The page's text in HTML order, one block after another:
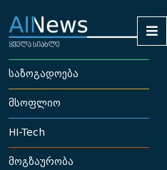
საზოგადოება
მსოფლიო
HI-Tech
მოგზაურობა